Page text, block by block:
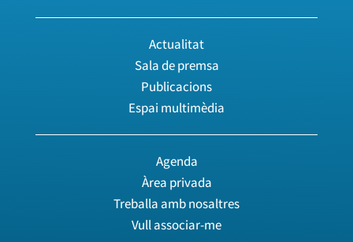
Actualitat
Sala de premsa
Publicacions
Espai multimèdia
Agenda
Àrea privada
Treballa amb nosaltres
Vull associar-me